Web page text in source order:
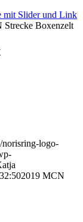
mit Slider und Link
Strecke Boxenzelt
norisring-logo-
2019 MCN